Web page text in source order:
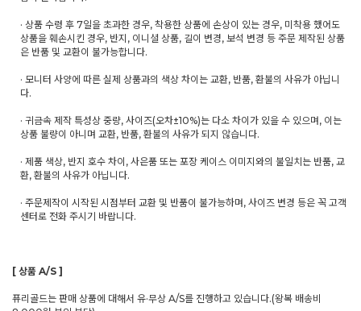
· 상품 수령 후 7일을 초과한 경우, 착용한 상품에 손상이 있는 경우, 미착용 했어도
상품을 훼손시킨 경우, 반지, 이니셜 상품, 길이 변경, 보석 변경 등 주문 제작된 상품
은 반품 및 교환이 불가능합니다.
· 모니터 사양에 따른 실제 상품과의 색상 차이는 교환, 반품, 환불의 사유가 아닙니
다.
· 귀금속 제작 특성상 중량, 사이즈(오차±10%)는 다소 차이가 있을 수 있으며, 이는
상품 불량이 아니며 교환, 반품, 환불의 사유가 되지 않습니다.
· 제품 색상, 반지 호수 차이, 사은품 또는 포장 케이스 이미지와의 불일치는 반품, 교
환, 환불의 사유가 아닙니다.
· 주문제작이 시작된 시점부터 교환 및 반품이 불가능하며, 사이즈 변경 등은 꼭 고객
센터로 전화 주시기 바랍니다.
[ 상품 A/S ]
퓨리골드는 판매 상품에 대해서 유·무상 A/S를 진행하고 있습니다.(왕복 배송비